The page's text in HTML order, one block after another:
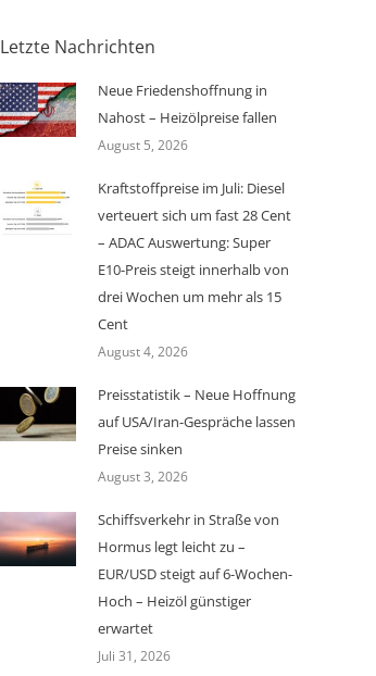
Letzte Nachrichten
Neue Friedenshoffnung in
Nahost – Heizölpreise fallen
August 5, 2026
Kraftstoffpreise im Juli: Diesel
verteuert sich um fast 28 Cent
– ADAC Auswertung: Super
E10-Preis steigt innerhalb von
drei Wochen um mehr als 15
Cent
August 4, 2026
Preisstatistik – Neue Hoffnung
auf USA/Iran-Gespräche lassen
Preise sinken
August 3, 2026
Schiffsverkehr in Straße von
Hormus legt leicht zu –
EUR/USD steigt auf 6-Wochen-
Hoch – Heizöl günstiger
erwartet
Juli 31, 2026